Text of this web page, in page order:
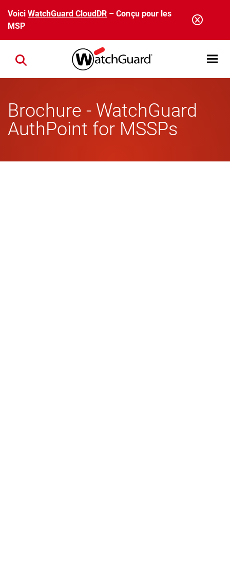
Aller au contenu principal
VoiciWatchGuard CloudDR – Conçu pour les
MSP
Open
Close search
Brochure - WatchGuard
AuthPoint for MSSPs